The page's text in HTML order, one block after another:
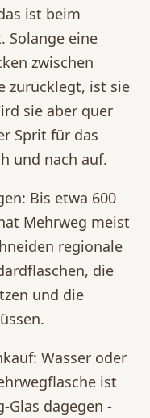
ist beim
Solange eine
zwischen
zurücklegt, ist sie
sie aber quer
Sprit für das
und nach auf.
Bis etwa 600
Mehrweg meist
regionale
die
und die
Wasser oder
ist
Glas dagegen -